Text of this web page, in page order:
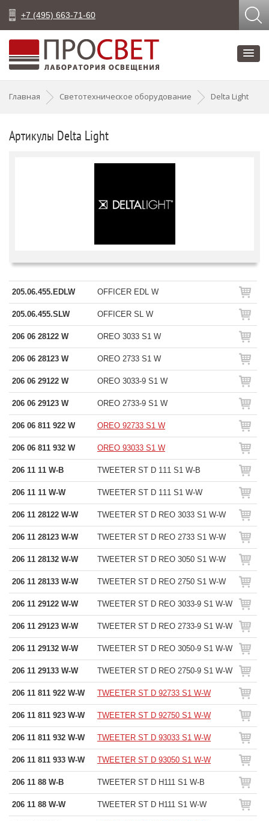
+7 (495) 663-71-60
Главная Светотехническое оборудование Delta Light
Артикулы Delta Light
205.06.455.EDLW OFFICER EDL W
205.06.455.SLW OFFICER SL W
206 06 28122 W OREO 3033 S1 W
206 06 28123 W OREO 2733 S1 W
206 06 29122 W OREO 3033-9 S1 W
206 06 29123 W OREO 2733-9 S1 W
206 06 811 922 W OREO 92733 S1 W
206 06 811 932 W OREO 93033 S1 W
206 11 11 W-B TWEETER ST D 111 S1 W-B
206 11 11 W-W TWEETER ST D 111 S1 W-W
206 11 28122 W-W TWEETER ST D REO 3033 S1 W-W
206 11 28123 W-W TWEETER ST D REO 2733 S1 W-W
206 11 28132 W-W TWEETER ST D REO 3050 S1 W-W
206 11 28133 W-W TWEETER ST D REO 2750 S1 W-W
206 11 29122 W-W TWEETER ST D REO 3033-9 S1 W-W
206 11 29123 W-W TWEETER ST D REO 2733-9 S1 W-W
206 11 29132 W-W TWEETER ST D REO 3050-9 S1 W-W
206 11 29133 W-W TWEETER ST D REO 2750-9 S1 W-W
206 11 811 922 W-W TWEETER ST D 92733 S1 W-W
206 11 811 923 W-W TWEETER ST D 92750 S1 W-W
206 11 811 932 W-W TWEETER ST D 93033 S1 W-W
206 11 811 933 W-W TWEETER ST D 93050 S1 W-W
206 11 88 W-B TWEETER ST D H111 S1 W-B
206 11 88 W-W TWEETER ST D H111 S1 W-W